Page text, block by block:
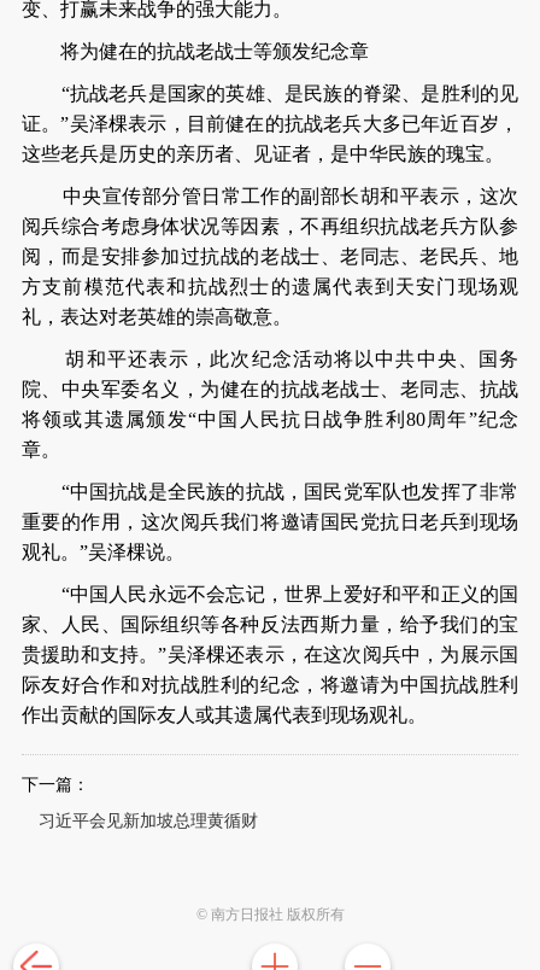
变、打赢未来战争的强大能力。
将为健在的抗战老战士等颁发纪念章
“抗战老兵是国家的英雄、是民族的脊梁、是胜利的见
证。”吴泽棵表示，目前健在的抗战老兵大多已年近百岁，
这些老兵是历史的亲历者、见证者，是中华民族的瑰宝。
中央宣传部分管日常工作的副部长胡和平表示，这次
阅兵综合考虑身体状况等因素，不再组织抗战老兵方队参
阅，而是安排参加过抗战的老战士、老同志、老民兵、地
方支前模范代表和抗战烈士的遗属代表到天安门现场观
礼，表达对老英雄的崇高敬意。
胡和平还表示，此次纪念活动将以中共中央、国务
院、中央军委名义，为健在的抗战老战士、老同志、抗战
将领或其遗属颁发“中国人民抗日战争胜利80周年”纪念
章。
“中国抗战是全民族的抗战，国民党军队也发挥了非常
重要的作用，这次阅兵我们将邀请国民党抗日老兵到现场
观礼。”吴泽棵说。
“中国人民永远不会忘记，世界上爱好和平和正义的国
家、人民、国际组织等各种反法西斯力量，给予我们的宝
贵援助和支持。”吴泽棵还表示，在这次阅兵中，为展示国
际友好合作和对抗战胜利的纪念，将邀请为中国抗战胜利
作出贡献的国际友人或其遗属代表到现场观礼。
下一篇：
习近平会见新加坡总理黄循财
© 南方日报社 版权所有